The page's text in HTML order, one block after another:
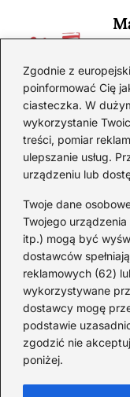
Zgodnie z
poinformować Cię
ciasteczka. W
wykorzystanie
treści, pomiar
ulepszanie usług.
urządzeniu lub
Twoje dane
Twojego
itp.) mogą być
dostawców
reklamowych (62)
wykorzystywane
dostawcy mogę
podstawie
zgodzić nie
poniżej.
—